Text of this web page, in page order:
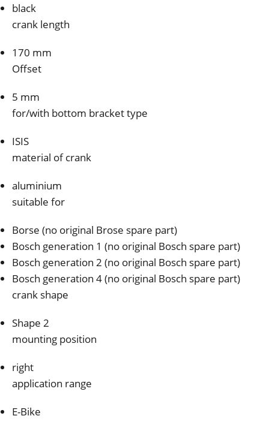
black
crank length
170 mm
Offset
5 mm
for/with bottom bracket type
ISIS
material of crank
aluminium
suitable for
Borse (no original Brose spare part)
Bosch generation 1 (no original Bosch spare part)
Bosch generation 2 (no original Bosch spare part)
Bosch generation 4 (no original Bosch spare part)
crank shape
Shape 2
mounting position
right
application range
E-Bike